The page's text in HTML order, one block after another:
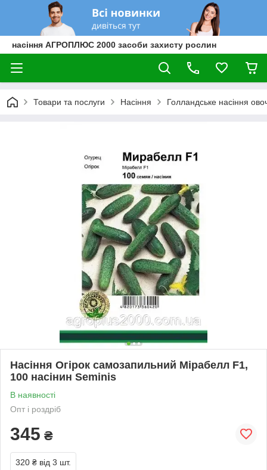
насіння АГРОПЛЮС 2000 засоби захисту рослин
Товари та послуги Насіння Голландське насіння
Насіння Огірок самозапильний Мірабелл F1,
100 насінин Seminis
В наявності
Опт і роздріб
345 ₴
320 ₴ від 3 шт.